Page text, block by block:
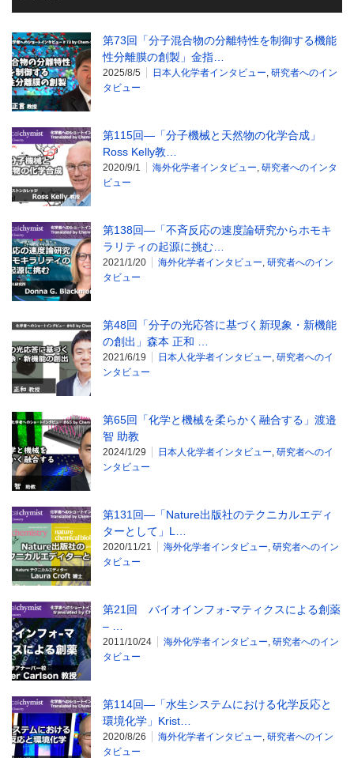
第73回「分子混合物の分離特性を制御する機能
性分離膜の創製」金指…
2025/8/5 日本人化学者インタビュー, 研究者へのイン
タビュー
第115回―「分子機械と天然物の化学合成」
Ross Kelly教…
2020/9/1 海外化学者インタビュー, 研究者へのインタ
ビュー
第138回―「不斉反応の速度論研究からホモキ
ラリティの起源に挑む…
2021/1/20 海外化学者インタビュー, 研究者へのイン
タビュー
第48回「分子の光応答に基づく新現象・新機能
の創出」森本 正和 …
2021/6/19 日本人化学者インタビュー, 研究者へのイ
ンタビュー
第65回「化学と機械を柔らかく融合する」渡邉
智 助教
2024/1/29 日本人化学者インタビュー, 研究者へのイ
ンタビュー
第131回―「Nature出版社のテクニカルエディ
ターとして」L…
2020/11/21 海外化学者インタビュー, 研究者へのイン
タビュー
第21回 バイオインフォ-マティクスによる創薬
– …
2011/10/24 海外化学者インタビュー, 研究者へのイン
タビュー
第114回―「水生システムにおける化学反応と
環境化学」Krist…
2020/8/26 海外化学者インタビュー, 研究者へのイン
タビュー